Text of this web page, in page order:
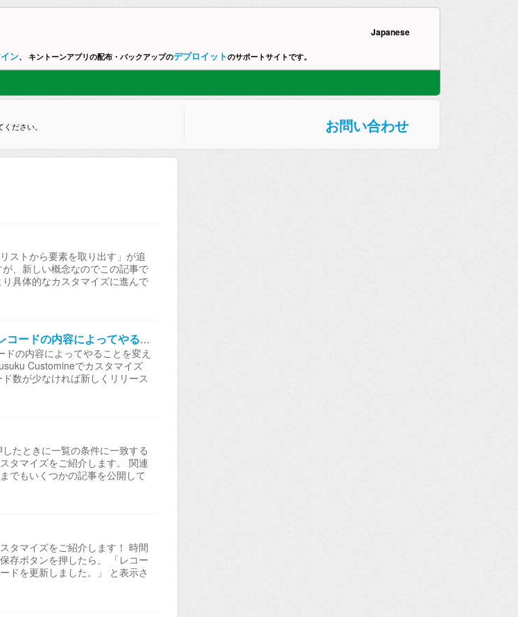
ン、 キントーンアプリの配布・バックアップのデプロイットのサポートサイトです。
Japanese
ださい。 お問い合わせ
ストから要素を取り出す」が追
、新しい概念なのでこの記事で
具体的なカスタマイズに進んで
「リストから要素を取り出す」を使って、ループ処理でレコードの内容によってやることを変えるカスタマイズ
の内容によってやることを変え
Customineでカスタマイズ
数が少なければ新しくリリース
たときに一覧の条件に一致する
タマイズをご紹介します。 関連
でもいくつかの記事を公開して
タマイズをご紹介します！ 時間
存ボタンを押したら、 「レコー
ドを更新しました。」 と表示さ